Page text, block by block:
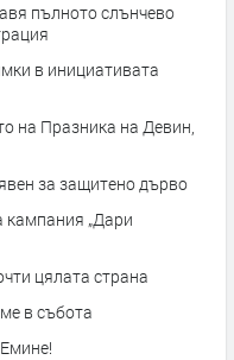
пълното слънчево
в инициативата
на Празника на Девин,
за защитено дърво
кампания „Дари
цялата страна
в събота